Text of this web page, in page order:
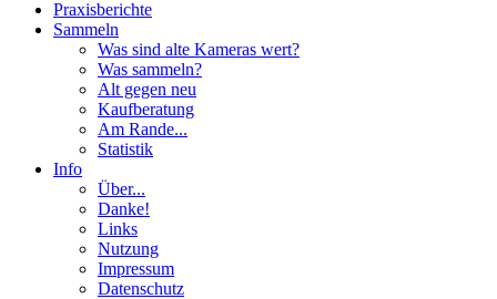
Praxisberichte
Sammeln
Was sind alte Kameras wert?
Was sammeln?
Alt gegen neu
Kaufberatung
Am Rande...
Statistik
Info
Über...
Danke!
Links
Nutzung
Impressum
Datenschutz